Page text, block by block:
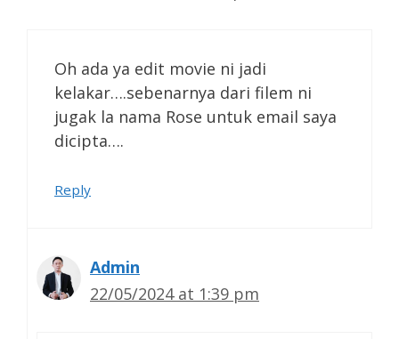
Oh ada ya edit movie ni jadi
kelakar….sebenarnya dari filem ni
jugak la nama Rose untuk email saya
dicipta….
Reply
Admin
22/05/2024 at 1:39 pm